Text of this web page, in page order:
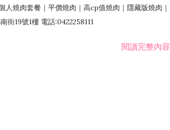
燒肉套餐｜平價燒肉｜高cp值燒肉｜隱藏版燒肉｜
街19號1樓 電話:0422258111
閱讀完整內容